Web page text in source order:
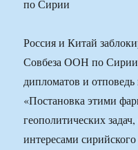
Россия и Китай
Совбеза ООН по
дипломатов и
«Постановка этими
геополитических
интересами